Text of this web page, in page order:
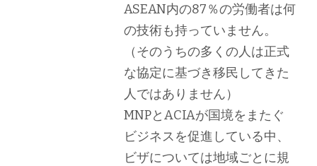
ASEAN内の87％の労働者は何
の技術も持っていません。
（そのうちの多くの人は正式
な協定に基づき移民してきた
人ではありません）
MNPとACIAが国境をまたぐ
ビジネスを促進している中、
ビザについては地域ごとに規